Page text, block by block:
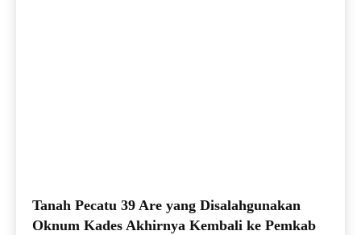
Tanah Pecatu 39 Are yang Disalahgunakan
Oknum Kades Akhirnya Kembali ke Pemkab